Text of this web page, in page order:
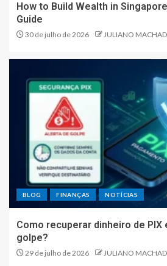
How to Build Wealth in
Guide
30 de julho de 2026 JULIANO
BLOG FINANÇAS NOTÍCIAS
Como recuperar dinheiro de PIX
golpe?
29 de julho de 2026 JULIANO